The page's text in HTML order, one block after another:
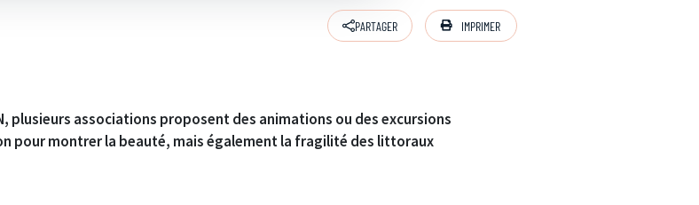
PARTAGER IMPRIMER
plusieurs associations proposent des animations ou des excursions
pour montrer la beauté, mais également la fragilité des littoraux